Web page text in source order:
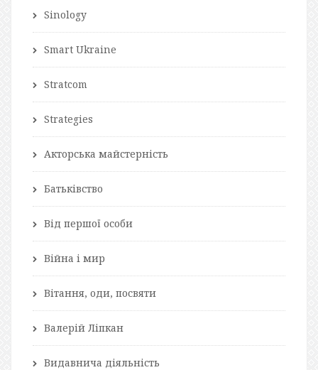
Sinology
Smart Ukraine
Stratcom
Strategies
Акторська майстерність
Батьківство
Від першої особи
Війна і мир
Вітання, оди, посвяти
Валерій Ліпкан
Видавнича діяльність